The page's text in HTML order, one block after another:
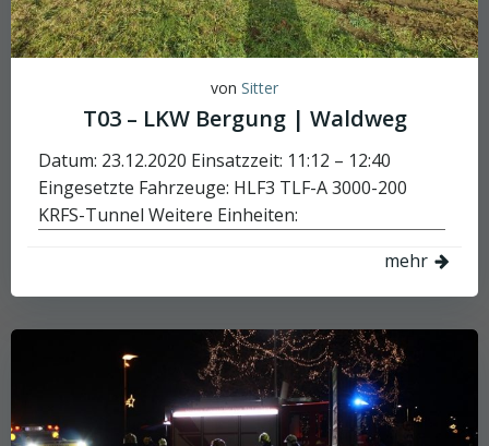
von Sitter
T03 – LKW Bergung | Waldweg
Datum: 23.12.2020 Einsatzzeit: 11:12 – 12:40
Eingesetzte Fahrzeuge: HLF3 TLF-A 3000-200
KRFS-Tunnel Weitere Einheiten:
mehr